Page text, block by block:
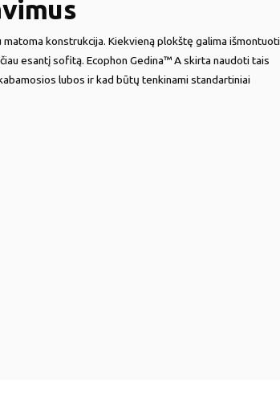
konstrukcija. Kiekvieną plokštę galima išmontuoti
esantį sofitą. Ecophon Gedina™ A skirta naudoti tais
lubos ir kad būtų tenkinami standartiniai